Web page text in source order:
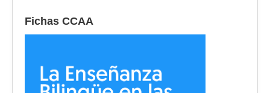
Fichas CCAA